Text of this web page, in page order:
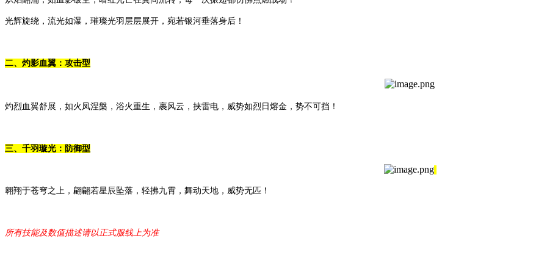
光辉旋绕，流光如瀑，璀璨光羽层层展开，宛若银河垂落身后！
二、灼影血翼：攻击型
灼烈血翼舒展，如火凤涅槃，浴火重生，裹风云，挟雷电，威势如烈日熔金，势不可挡！
三、千羽璇光：防御型
翱翔于苍穹之上，翩翩若星辰坠落，轻拂九霄，舞动天地，威势无匹！
所有技能及数值描述请以正式服线上为准